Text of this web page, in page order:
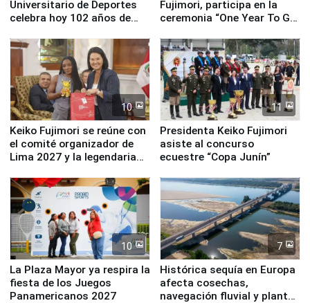
Universitario de Deportes
celebra hoy 102 años de
Fujimori, participa en la
ceremonia “One Year To Go
10
Keiko Fujimori se reúne con
el comité organizador de
Lima 2027 y la legendaria
11
Presidenta Keiko Fujimori
asiste al concurso
ecuestre “Copa Junín”
10
La Plaza Mayor ya respira la
fiesta de los Juegos
Panamericanos 2027
7
Histórica sequía en Europa
afecta cosechas,
navegación fluvial y plantas